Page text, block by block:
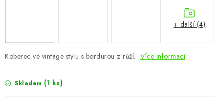
VÝPRODEJ
Vše o nákupu Info
Reklamace a odstoupení od smlouvy
Kontakty
Bonusový program NBM+
Koberec ve vintage stylu s bordurou z růží. Více informací
Skladem (1 ks)
+ další (4)